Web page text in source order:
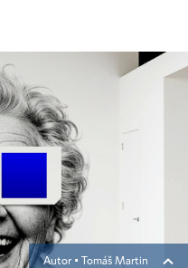
Autor ▪ Tomáš Martin